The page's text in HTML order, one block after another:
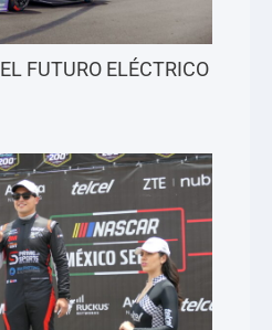
FUTURO ELÉCTRICO